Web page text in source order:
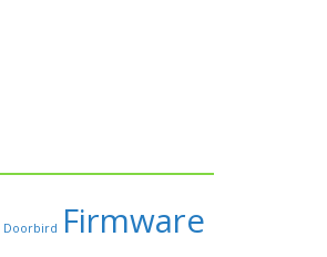
Doorbird Firmware